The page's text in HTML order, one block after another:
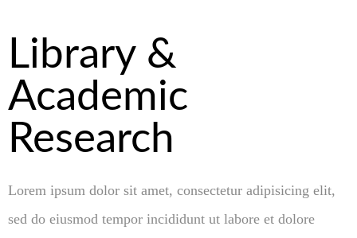
Library &
Academic
Research
Lorem ipsum dolor sit amet, consectetur adipisicing elit,
sed do eiusmod tempor incididunt ut labore et dolore